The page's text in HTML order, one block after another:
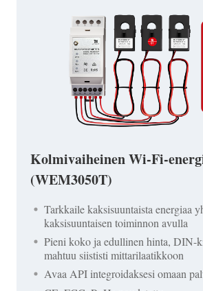
Kolmivaiheinen Wi-Fi-
(WEM3050T)
Tarkkaile kaksisuuntaista energiaa
kaksisuuntaisen toiminnon avulla
Pieni koko ja edullinen hinta, DIN-
mahtuu siististi mittarilaatikkoon
Avaa API integroidaksesi omaan